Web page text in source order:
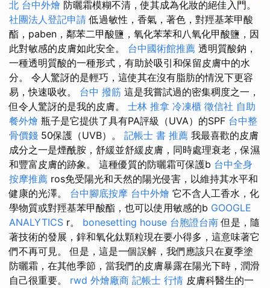
北 台中外燴 防曬霜模糊不清，使其成為化妝的絕佳入門。
社團法人登記申請 低過敏性，香氣，著色，對羥基苯甲酸
酯，paben，鄰苯二甲酸鹽，氧化苯苯和八氧化甲酸鹽，因
此對敏感的皮膚如此安全。 台中國術館推薦 透明質酸鈉，
一種透明質酸的一種形式，有助於吸引和保留皮膚中的水
分。 令人驚訝的是輕巧，這使其在沒有脂肪的情況下更容
易，快速吸收。 台中 撥筋 這是我嘗試過的密集稠度之一，
但令人驚訝的是我的皮膚。 士林 推拿 冷凍櫃 徵信社 自助
餐外燴 瓶子是它提供了具有PA評級（UVA）的SPF 台中整
骨價錢 50保護（UVB）。 記帳士 書 推薦 我最喜歡的皮膚
成分之一是煙酰胺，舒緩並舒緩皮膚，同時處理衰老，保濕
和豐富皮膚的跡象。 這種優質的防曬霜可保護b 台中全身
按摩推薦 ros免受陽光和天然的陽光侵害，以維持其水平和
健康的光澤。 台中腳底按摩 台中外燴 它不含人工香水，化
學物質或對羥基苯甲酸酯，也可以使用敏感的b GOOGLE
ANALYTICS r。 bonesetting house 台胞證台南 但是，隨
著技術的發展，鋅和氧化鈦顆粒現在要小得多，這意味著它
們不再可見。 但是，這是一個誤解，我們應該只在夏季塗
防曬霜，在其他季節，當我們的皮膚暴露在陽光下時，潤滑
自己很重要。 rwd 外燴廠商 記帳士 行情 皮膚科醫生的一